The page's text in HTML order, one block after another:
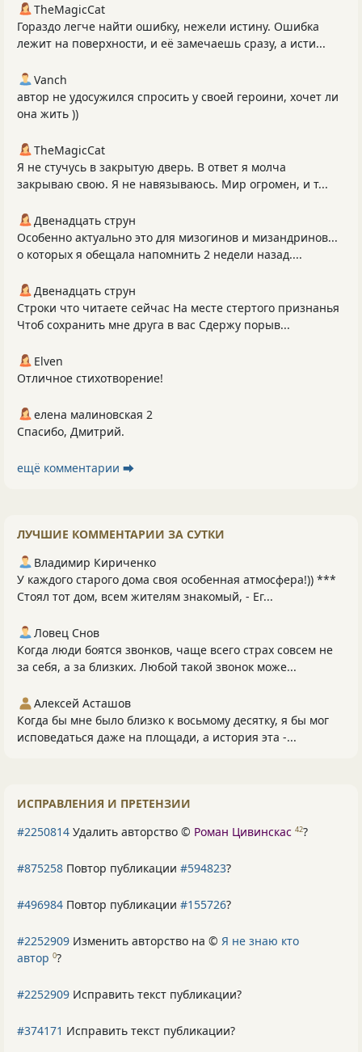
TheMagicCat
Гораздо легче найти ошибку, нежели истину. Ошибка
лежит на поверхности, и её замечаешь сразу, а исти...
Vanch
автор не удосужился спросить у своей героини, хочет ли
она жить ))
TheMagicCat
Я не стучусь в закрытую дверь. В ответ я молча
закрываю свою. Я не навязываюсь. Мир огромен, и т...
Двенадцать струн
Особенно актуально это для мизогинов и мизандринов...
о которых я обещала напомнить 2 недели назад....
Двенадцать струн
Строки что читаете сейчас На месте стертого признанья
Чтоб сохранить мне друга в вас Сдержу порыв...
Elven
Отличное стихотворение!
елена малиновская 2
Спасибо, Дмитрий.
ещё комментарии ⮕
ЛУЧШИЕ КОММЕНТАРИИ ЗА СУТКИ
Владимир Кириченко
У каждого старого дома своя особенная атмосфера!)) ***
Стоял тот дом, всем жителям знакомый, - Ег...
Ловец Снов
Когда люди боятся звонков, чаще всего страх совсем не
за себя, а за близких. Любой такой звонок може...
Алексей Асташов
Когда бы мне было близко к восьмому десятку, я бы мог
исповедаться даже на площади, а история эта -...
ИСПРАВЛЕНИЯ И ПРЕТЕНЗИИ
#2250814 Удалить авторство © Роман Цивинскас 42?
#875258 Повтор публикации #594823?
#496984 Повтор публикации #155726?
#2252909 Изменить авторство на © Я не знаю кто
автор 0?
#2252909 Исправить текст публикации?
#374171 Исправить текст публикации?